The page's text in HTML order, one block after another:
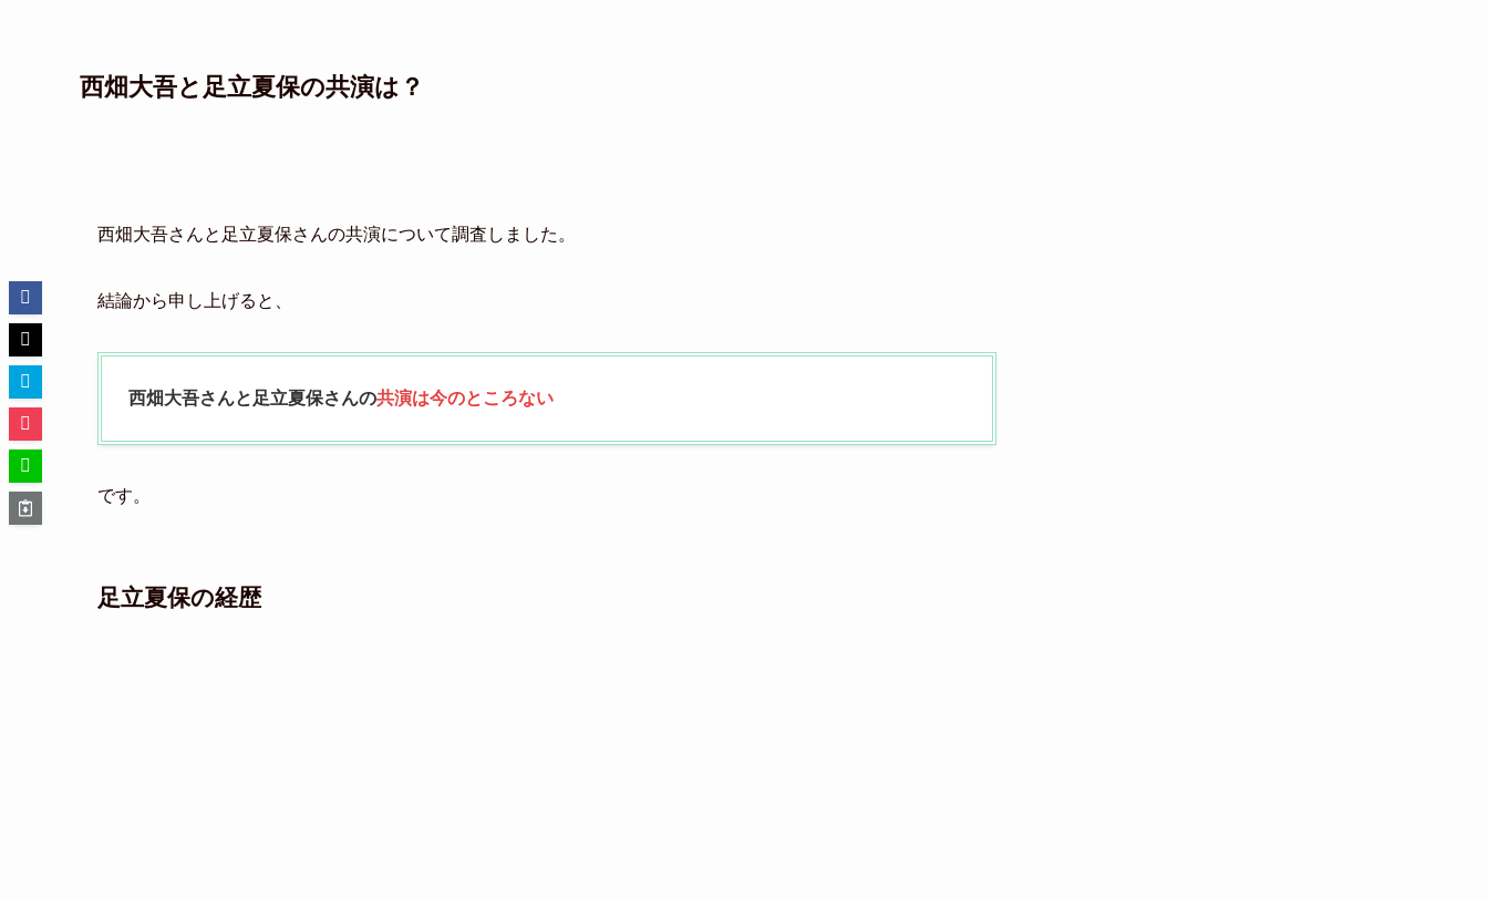
西畑大吾と足立夏保の共演は？
西畑大吾さんと足立夏保さんの共演について調査しました。
結論から申し上げると、
西畑大吾さんと足立夏保さんの共演は今のところない
です。
足立夏保の経歴